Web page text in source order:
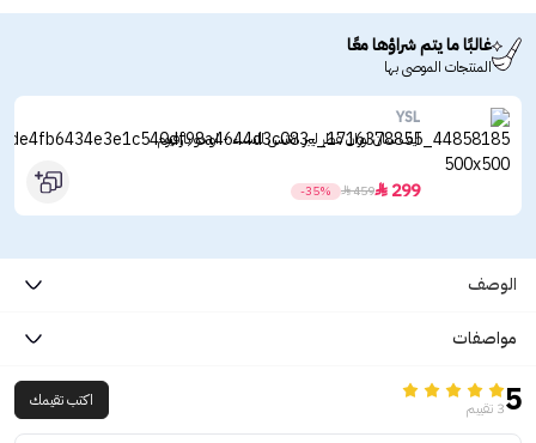
غالبًا ما يتم شراؤها معًا
المنتجات الموصى بها
YSL
ايف سان لوران عطر ليبر انتنس للنساء - او دو بارفيوم
299

459

-35%
الوصف
مواصفات
53 تقييم اكتب تقيمك